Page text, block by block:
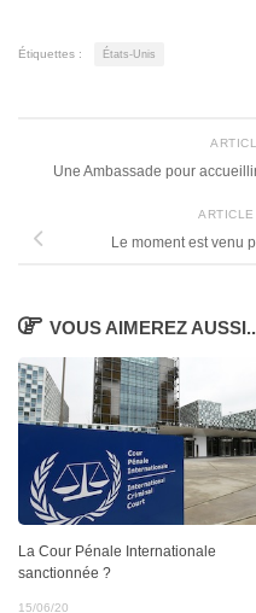
Étiquettes : États-Unis
Une Ambassade pour
Le moment est venu
VOUS AIMEREZ
La Cour Pénale Internationale
sanctionnée ?
15/06/20